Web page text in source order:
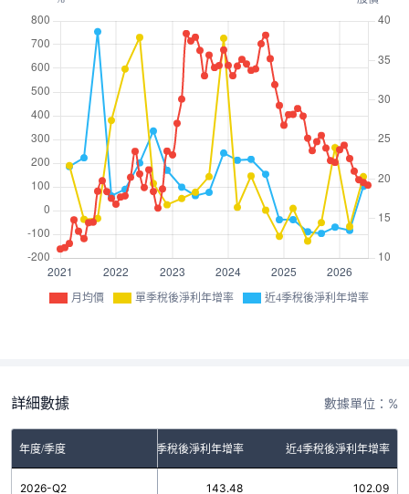
月均價 單季稅後淨利年增率 近4季稅後淨利年增率
詳細數據 數據單位：%
年度/季度 單季稅後淨利年增率 近4季稅後淨利年增率
2026-Q2 143.48 102.09